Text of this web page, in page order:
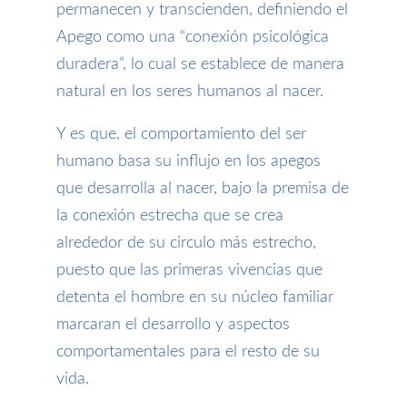
permanecen y transcienden, definiendo el
Apego como una “conexión psicológica
duradera”, lo cual se establece de manera
natural en los seres humanos al nacer.
Y es que, el comportamiento del ser
humano basa su influjo en los apegos
que desarrolla al nacer, bajo la premisa de
la conexión estrecha que se crea
alrededor de su circulo más estrecho,
puesto que las primeras vivencias que
detenta el hombre en su núcleo familiar
marcaran el desarrollo y aspectos
comportamentales para el resto de su
vida.